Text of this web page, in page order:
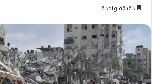
ل
ب
ر
ي
د
دقيقة واحدة